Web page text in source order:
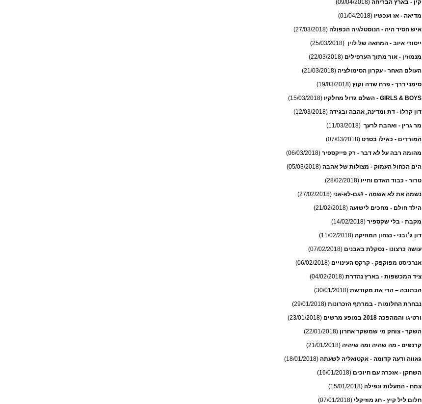
קין - בארץ הבריחה (09/04/2018)
מדיאה - אז ועכשיו (01/04/2018)
איש חסיד היה - הנוסטלגיה הכפולה (27/03/2018)
ייסורי איוב - המחאה של לוין (25/03/2018)
מנמוזין - אור מתוך הערפילים (22/03/2018)
העולם האחר - עקרון הסימולציה (21/03/2018)
סימני דרך - פרח שדה וקוץ (19/03/2018)
GIRLS & BOYS - השלם גדול מחלקיו
(15/03/2018)
דון קרלו - דת ומדינה, אהבה ובגידה (12/03/2018)
מר גרין - ואהבת לרעך (11/03/2018)
המורדים - כאילו בסרט (07/03/2018)
מהומה רבה על לא דבר - רק פייקספיר (06/03/2018)
הים הכחול העמוק - מצולות של אהבה (05/03/2018)
טרור - כבוד האדם וחייו (28/02/2018)
נשמה את לא אשמה - #גם-לא-אני (27/02/2018)
הילד חולם - מחכים לישועה (21/02/2018)
מקבת - בלי שקספיר (14/02/2018)
דון ג׳ובני - נצחון המוזיקה (11/02/2018)
עושה כרצונו - נסקלת באבנים (07/02/2018)
אנרכיסט מפוקפק - קרקס העינויים (06/02/2018)
ציד המכשפות - בארץ נהדרת (04/02/2018)
הכתובה – הרי את מקודשת (30/01/2018)
נבחרת החלומות - במרתף הזכרונות (29/01/2018)
ורטיגו והמהפכה 2018 במופע מרשים
(23/01/2018)
השקר - צוחק מי שמשקר אחרון (22/01/2018)
קרנפים - מה שהיה ומה שיהיה (21/01/2018)
גאווה ודעה קדומה - אקטואליה לשעתה (18/01/2018)
השחקן - אזכרה עם חיוכים (16/01/2018)
צמח - התעלות ונפילה (15/01/2018)
חלום ליל קיץ - חג מוזיקלי (07/01/2018)